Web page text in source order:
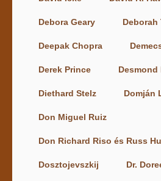
Debora Geary Deborah
Deepak Chopra
Derek Prince Desmond
Diethard Stelz Domján
Don Miguel Ruiz
Don Richard Riso és Russ
Dosztojevszkij Dr.